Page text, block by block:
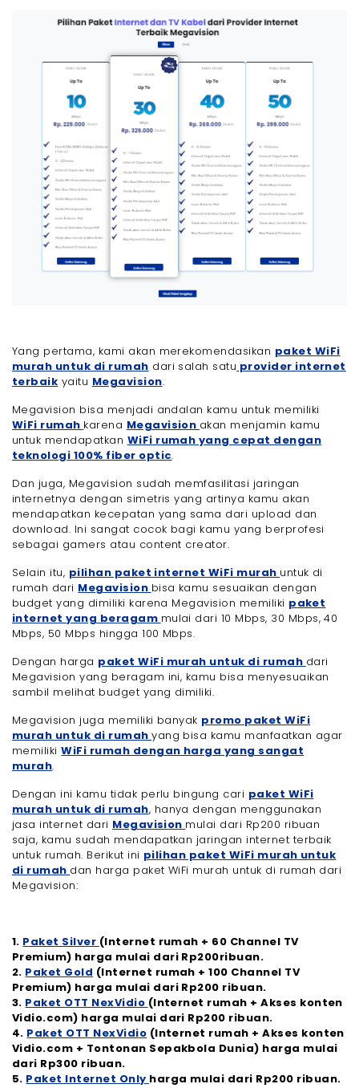
Yang pertama, kami akan merekomendasikan paket WiFi
murah untuk di rumah dari salah satu provider internet
terbaik yaitu Megavision.
Megavision bisa menjadi andalan kamu untuk memiliki
WiFi rumah karena Megavision akan menjamin kamu
untuk mendapatkan WiFi rumah yang cepat dengan
teknologi 100% fiber optic.
Dan juga, Megavision sudah memfasilitasi jaringan
internetnya dengan simetris yang artinya kamu akan
mendapatkan kecepatan yang sama dari upload dan
download. Ini sangat cocok bagi kamu yang berprofesi
sebagai gamers atau content creator.
Selain itu, pilihan paket internet WiFi murah untuk di
rumah dari Megavision bisa kamu sesuaikan dengan
budget yang dimiliki karena Megavision memiliki paket
internet yang beragam mulai dari 10 Mbps, 30 Mbps, 40
Mbps, 50 Mbps hingga 100 Mbps.
Dengan harga paket WiFi murah untuk di rumah dari
Megavision yang beragam ini, kamu bisa menyesuaikan
sambil melihat budget yang dimiliki.
Megavision juga memiliki banyak promo paket WiFi
murah untuk di rumahyang bisa kamu manfaatkan agar
memilikiWiFi rumah dengan harga yang sangat
murah.
Dengan ini kamu tidak perlu bingung cari paket WiFi
murah untuk di rumah, hanya dengan menggunakan
jasa internet dari Megavision mulai dari Rp200 ribuan
saja, kamu sudah mendapatkan jaringan internet terbaik
untuk rumah. Berikut ini pilihan paket WiFi murah untuk
di rumah dan harga paket WiFi murah untuk di rumah dari
Megavision:
1. Paket Silver (Internet rumah + 60 Channel TV
Premium) harga mulai dari Rp200ribuan.
2. Paket Gold (Internet rumah + 100 Channel TV
Premium) harga mulai dari Rp200 ribuan.
3. Paket OTT NexVidio (Internet rumah + Akses konten
Vidio.com) harga mulai dari Rp200 ribuan.
4. Paket OTT NexVidio (Internet rumah + Akses konten
Vidio.com + Tontonan Sepakbola Dunia) harga mulai
dari Rp300 ribuan.
5. Paket Internet Only harga mulai dari Rp200 ribuan.